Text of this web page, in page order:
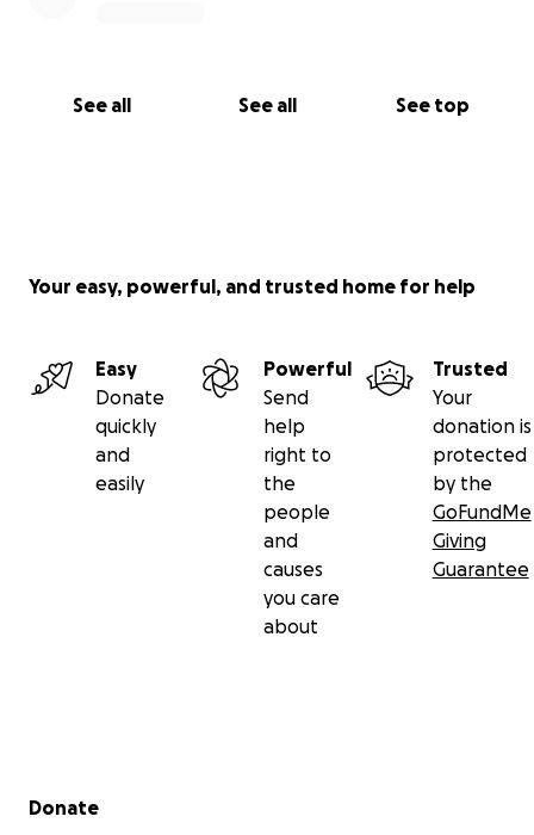
See all See all See top
Your easy, powerful, and trusted home for help
Easy
Donate
quickly
and
easily
Powerful
Send
help
right to
the
people
and
causes
you care
about
Trusted
Your
donation is
protected
by the
GoFundMe
Giving
Guarantee
Secondary menu
Donate